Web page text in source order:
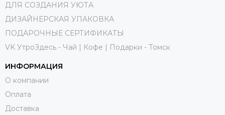
ДЛЯ СОЗДАНИЯ УЮТА
ДИЗАЙНЕРСКАЯ УПАКОВКА
ПОДАРОЧНЫЕ СЕРТИФИКАТЫ
VK УтроЗдесь - Чай | Кофе | Подарки - Томск
ИНФОРМАЦИЯ
О компании
Оплата
Доставка